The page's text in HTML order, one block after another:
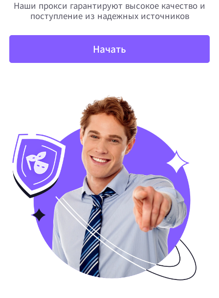
Наши прокси гарантируют высокое качество и
поступление из надежных источников
Начать